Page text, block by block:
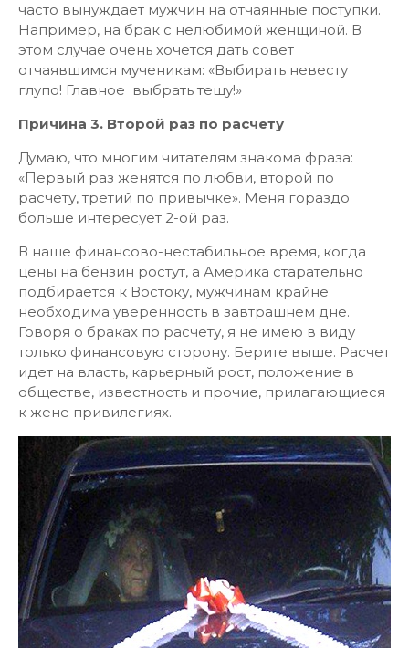
часто вынуждает мужчин на отчаянные поступки.
Например, на брак с нелюбимой женщиной. В
этом случае очень хочется дать совет
отчаявшимся мученикам: «Выбирать невесту
глупо! Главное выбрать тещу!»
Причина 3. Второй раз по расчету
Думаю, что многим читателям знакома фраза:
«Первый раз женятся по любви, второй по
расчету, третий по привычке». Меня гораздо
больше интересует 2-ой раз.
В наше финансово-нестабильное время, когда
цены на бензин ростут, а Америка старательно
подбирается к Востоку, мужчинам крайне
необходима уверенность в завтрашнем дне.
Говоря о браках по расчету, я не имею в виду
только финансовую сторону. Берите выше. Расчет
идет на власть, карьерный рост, положение в
обществе, известность и прочие, прилагающиеся
к жене привилегиях.